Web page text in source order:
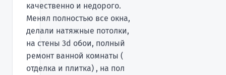
качественно и недорого.
Менял полностью все окна,
делали натяжные потолки,
на стены 3d обои, полный
ремонт ванной комнаты (
отделка и плитка) , на пол